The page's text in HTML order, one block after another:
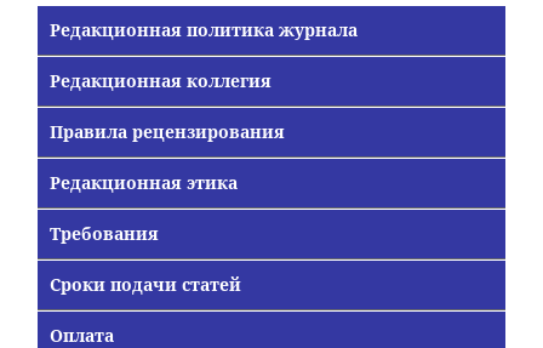
Редакционная политика журнала
Редакционная коллегия
Правила рецензирования
Редакционная этика
Требования
Сроки подачи статей
Оплата